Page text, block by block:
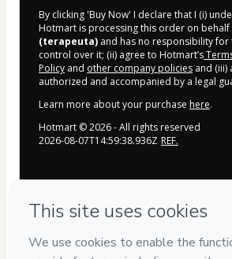
By clicking 'Buy Now' I declare that I (i)
Hotmart is processing this order on
(terapeuta) and has no responsibility
control over it; (ii) agree to Hotmart’s
Policy and other company policies and (iii)
authorized and accompanied by a legal
Learn more about your purchase here.
Hotmart ©2026- All rights reserved
2026-08-07T14:59:38.936Z REF.
Your information is 100%